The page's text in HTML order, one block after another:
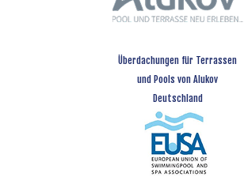
Überdachungen für Terrassen
und Pools von Alukov
Deutschland